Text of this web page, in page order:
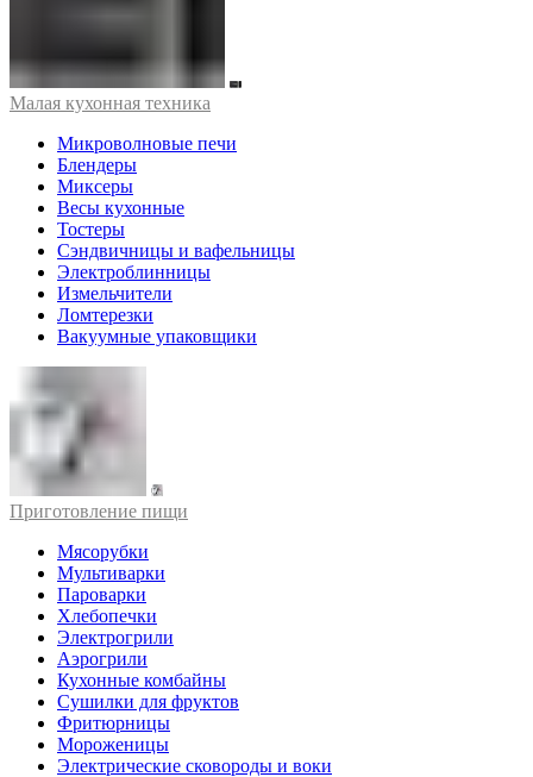
Малая кухонная техника
Микроволновые печи
Блендеры
Миксеры
Весы кухонные
Тостеры
Сэндвичницы и вафельницы
Электроблинницы
Измельчители
Ломтерезки
Вакуумные упаковщики
Приготовление пищи
Мясорубки
Мультиварки
Пароварки
Хлебопечки
Электрогрили
Аэрогрили
Кухонные комбайны
Сушилки для фруктов
Фритюрницы
Мороженицы
Электрические сковороды и воки